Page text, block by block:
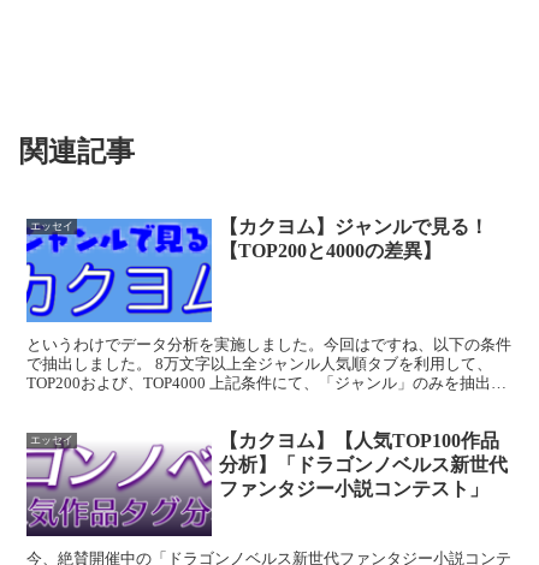
関連記事
エッセイ
【カクヨム】ジャンルで見る！
【TOP200と4000の差異】
というわけでデータ分析を実施しました。今回はですね、以下の条件
で抽出しました。 8万文字以上全ジャンル人気順タブを利用して、
TOP200および、TOP4000 上記条件にて、「ジャンル」のみを抽出し
エッセイ
【カクヨム】【人気TOP100作品
分析】「ドラゴンノベルス新世代
ファンタジー小説コンテスト」
今、絶賛開催中の「ドラゴンノベルス新世代ファンタジー小説コンテ